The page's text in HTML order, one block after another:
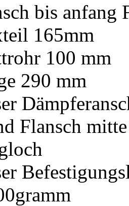
bis anfang
165mm
100 mm
290 mm
Flansch